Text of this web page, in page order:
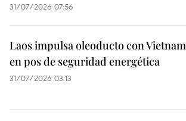
31/07/2026 07:56
Laos impulsa oleoducto con Vietnam
en pos de seguridad energética
31/07/2026 03:13